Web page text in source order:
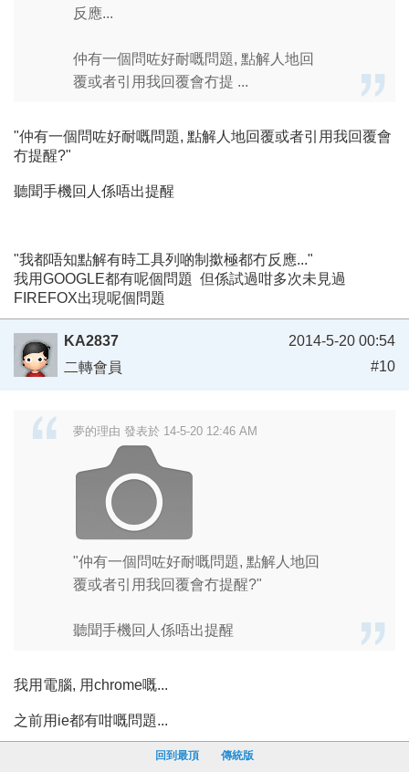
反應...
仲有一個問咗好耐嘅問題, 點解人地回
覆或者引用我回覆會冇提 ...
"仲有一個問咗好耐嘅問題, 點解人地回覆或者引用我回覆會
冇提醒?"
聽聞手機回人係唔出提醒
"我都唔知點解有時工具列啲制撳極都冇反應..."
我用GOOGLE都有呢個問題 但係試過咁多次未見過
FIREFOX出現呢個問題
KA2837
二轉會員
2014-5-20 00:54
#10
夢的理由 發表於 14-5-20 12:46 AM
"仲有一個問咗好耐嘅問題, 點解人地回
覆或者引用我回覆會冇提醒?"
聽聞手機回人係唔出提醒
我用電腦, 用chrome嘅...
之前用ie都有咁嘅問題...
回到最頂 傳統版